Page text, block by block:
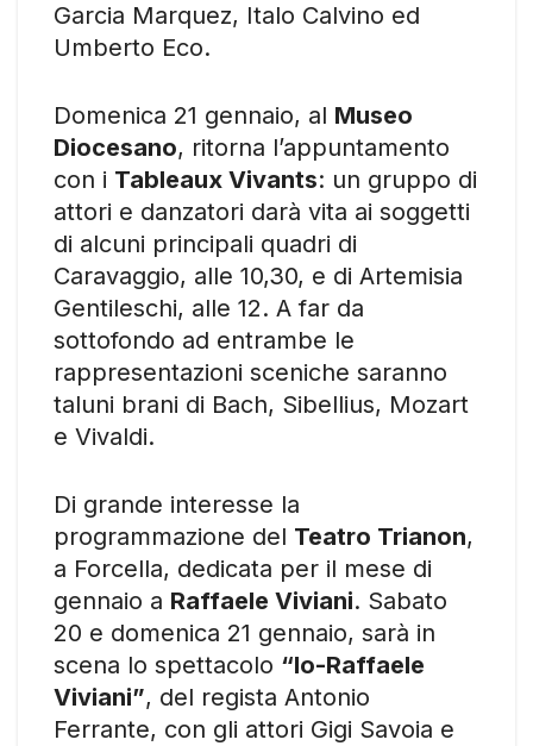
Garcia Marquez, Italo Calvino ed
Umberto Eco.
Domenica 21 gennaio, al Museo
Diocesano, ritorna l’appuntamento
con i Tableaux Vivants: un gruppo di
attori e danzatori darà vita ai soggetti
di alcuni principali quadri di
Caravaggio, alle 10,30, e di Artemisia
Gentileschi, alle 12. A far da
sottofondo ad entrambe le
rappresentazioni sceniche saranno
taluni brani di Bach, Sibellius, Mozart
e Vivaldi.
Di grande interesse la
programmazione del Teatro Trianon,
a Forcella, dedicata per il mese di
gennaio a Raffaele Viviani. Sabato
20 e domenica 21 gennaio, sarà in
scena lo spettacolo “Io-Raffaele
Viviani”, del regista Antonio
Ferrante, con gli attori Gigi Savoia e